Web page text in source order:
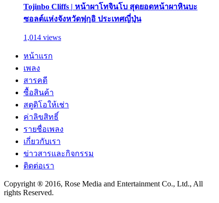
Tojinbo Cliffs | หน้าผาโทจินโบ สุดยอดหน้าผาหินบะ
ซอลต์แห่งจังหวัดฟุกุอิ ประเทศญี่ปุ่น
1,014 views
หน้าแรก
เพลง
สารคดี
ซื้อสินค้า
สตูดิโอให้เช่า
ค่าลิขสิทธิ์
รายชื่อเพลง
เกี่ยวกับเรา
ข่าวสารและกิจกรรม
ติดต่อเรา
Copyright ® 2016, Rose Media and Entertainment Co., Ltd., All
rights Reserved.